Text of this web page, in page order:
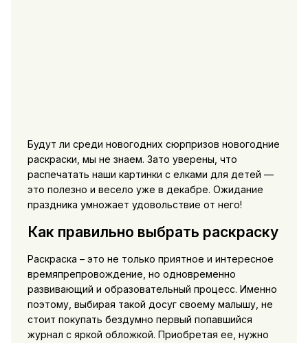
Будут ли среди новогодних сюрпризов новогодние
раскраски, мы не знаем. Зато уверены, что
распечатать наши картинки с елками для детей —
это полезно и весело уже в декабре. Ожидание
праздника умножает удовольствие от него!
Как правильно выбрать раскраску
Раскраска – это не только приятное и интересное
времяпрепровождение, но одновременно
развивающий и образовательный процесс. Именно
поэтому, выбирая такой досуг своему малышу, не
стоит покупать бездумно первый попавшийся
журнал с яркой обложкой. Приобретая ее, нужно